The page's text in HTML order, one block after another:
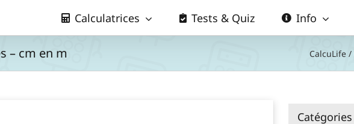
Calculatrices Tests & Quiz Info
– cm en m CalcuLife /
Catégories